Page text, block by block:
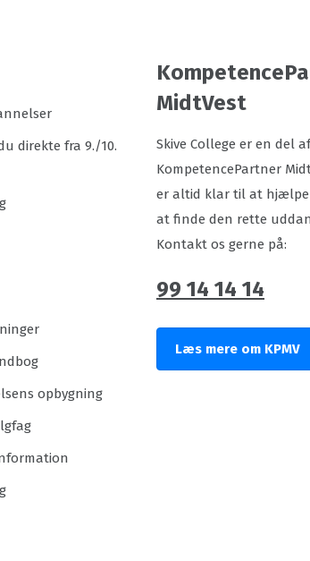
direkte fra 9./10.
opbygning
MidtVest
Skive College er en del af
KompetencePartner
er altid klar til at hjælpe
at finde den rette
Kontakt os gerne på:
99 14 14 14
Læs mere om KPMV